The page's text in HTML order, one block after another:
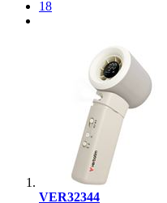
18
VER32344